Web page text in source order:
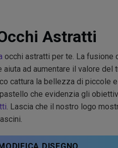
Astratti
occhi astratti per te. La fusione
ad aumentare il valore del
cattura la bellezza di piccole
che evidenzia gli
. Lascia che il nostro logo